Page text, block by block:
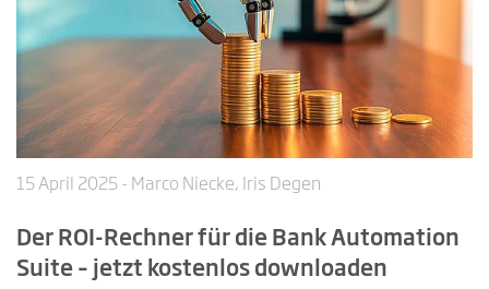
15 April 2025 - Marco Niecke, Iris Degen
Der ROI-Rechner für die Bank Automation
Suite – jetzt kostenlos downloaden